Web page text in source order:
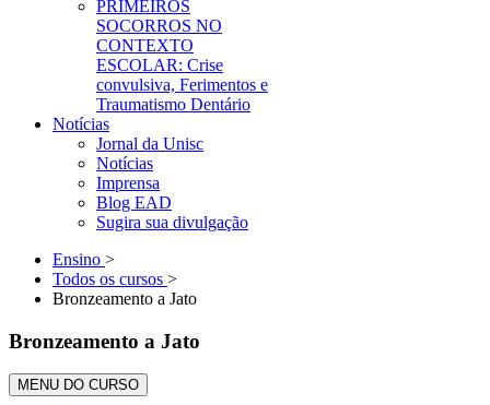
PRIMEIROS
SOCORROS NO
CONTEXTO
ESCOLAR: Crise
convulsiva, Ferimentos e
Traumatismo Dentário
Notícias
Jornal da Unisc
Notícias
Imprensa
Blog EAD
Sugira sua divulgação
Ensino >
Todos os cursos >
Bronzeamento a Jato
Bronzeamento a Jato
MENU DO CURSO